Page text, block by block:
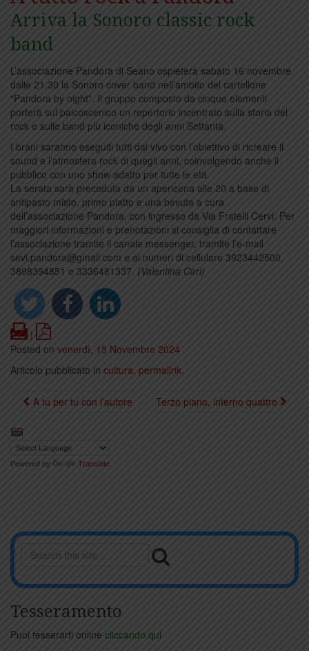
Arriva la Sonoro classic rock
band
L’associazione Pandora di Seano ospieterà sabato 16 novembre
dalle 21.30 la Sonoro cover band nell’ambito del cartellone
“Pandora by night”. Il gruppo composto da cinque elementi
porterà sul palcoscenico un repertorio incentrato sulla storia del
rock e sulle band più iconiche degli anni Settanta.
I brani saranno eseguiti tutti dal vivo con l’obiettivo di ricreare il
sound e l’atmosfera rock di quegli anni, coinvolgendo anche il
pubblico con uno show adatto per tutte le età.
La serata sarà preceduta da un apericena alle 20 a base di
antipasto misto, primo piatto e una bevuta a cura
dell’associazione Pandora, con ingresso da Via Fratelli Cervi. Per
maggiori informazioni e prenotazioni si consiglia di contattare
l’associazione tramite il canale messenger, tramite l’e-mail
sevi.pandora@gmail.com e ai numeri di cellulare 3923442500,
3898394851 e 3336481337. (Valentina Cirri)
Print
|
Posted on venerdì, 15 Novembre 2024
Articolo pubblicato in cultura. permalink.
A tu per tu con l’autore Terzo piano, interno quattro
Powered by Translate
Tesseramento
Puoi tesserarti online cliccando qui